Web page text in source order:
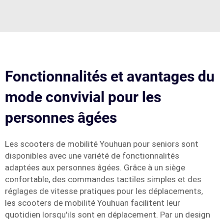
Fonctionnalités et avantages du
mode convivial pour les
personnes âgées
Les scooters de mobilité Youhuan pour seniors sont
disponibles avec une variété de fonctionnalités
adaptées aux personnes âgées. Grâce à un siège
confortable, des commandes tactiles simples et des
réglages de vitesse pratiques pour les déplacements,
les scooters de mobilité Youhuan facilitent leur
quotidien lorsqu'ils sont en déplacement. Par un design